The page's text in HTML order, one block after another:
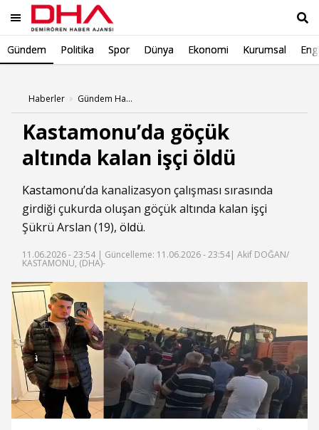
Gündem Politika Spor Dünya Ekonomi Kurumsal
Haberler Gündem Haberleri
Kastamonu’da göçük
altında kalan işçi öldü
Kastamonu’da kanalizasyon çalışması sırasında
girdiği çukurda oluşan göçük altında kalan işçi
Şükrü Arslan (19), öldü.
11.06.2026 - 23:54 | Güncelleme: 11.06.2026 - 23:54| Akif DOĞAN/
KASTAMONU, (DHA)-